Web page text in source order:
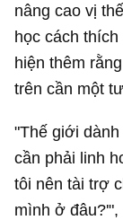
nâng cao vị
học cách
hiện thêm
trên cần một
"Thế giới
cần phải linh
tôi nên tài trợ
mình ở